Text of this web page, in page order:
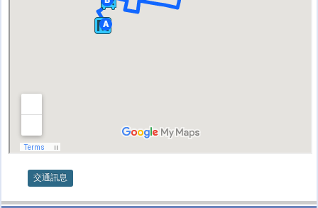
交通訊息